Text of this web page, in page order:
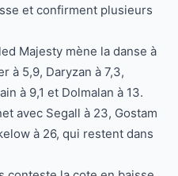
et confirment plusieurs
Majesty mène la danse à
à 5,9, Daryzan à 7,3,
à 9,1 et Dolmalan à 13.
avec Segall à 23, Gostam
à 26, qui restent dans